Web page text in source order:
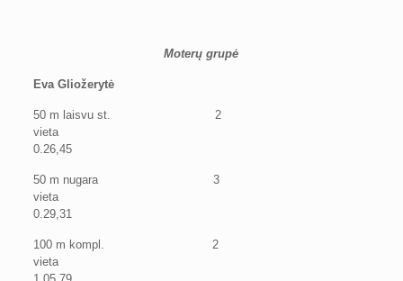
Moterų grupė
Eva Gliožerytė
50 m laisvu st. 2
vieta
0.26,45
50 m nugara 3
vieta
0.29,31
100 m kompl. 2
vieta